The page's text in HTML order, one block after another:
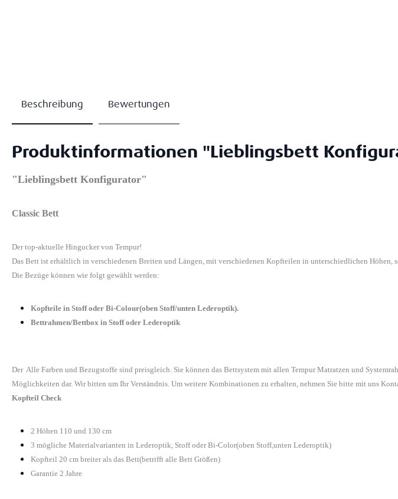
Beschreibung Bewertungen
Produktinformationen "Lieblingsbett
"Lieblingsbett Konfigurator"
Classic Bett
Der top-aktuelle Hingucker von Tempur!
Das Bett ist erhältlich in verschiedenen Breiten und Längen, mit verschiedenen Kopfteilen in unterschiedlichen Höhen,
Die Bezüge können wie folgt gewählt werden:
Kopfteile in Stoff oder Bi-Colour(oben Stoff/unten Lederoptik).
Bettrahmen/Bettbox in Stoff oder Lederoptik
Der Alle Farben und Bezugstoffe sind preisgleich. Sie können das Bettsystem mit allen Tempur Matratzen und
Möglichkeiten dar. Wir bitten um Ihr Verständnis. Um weitere Kombinationen zu erhalten, nehmen Sie bitte mit uns
Kopfteil Check
2 Höhen 110 und 130 cm
3 mögliche Materialvarianten in Lederoptik, Stoff oder Bi-Color(oben Stoff,unten Lederoptik)
Kopfteil 20 cm breiter als das Bett(betrifft alle Bett Größen)
Garantie 2 Jahre